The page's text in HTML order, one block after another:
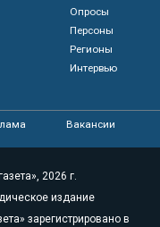
Опросы
Персоны
Регионы
Интервью
Вакансии
2026 г.
издание
зарегистрировано в